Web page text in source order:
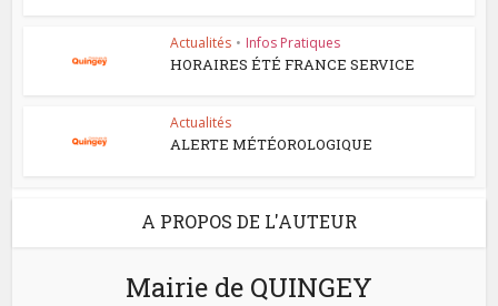
Actualités • Infos Pratiques
HORAIRES ÉTÉ FRANCE SERVICE
Actualités
ALERTE MÉTÉOROLOGIQUE
A PROPOS DE L'AUTEUR
Mairie de QUINGEY